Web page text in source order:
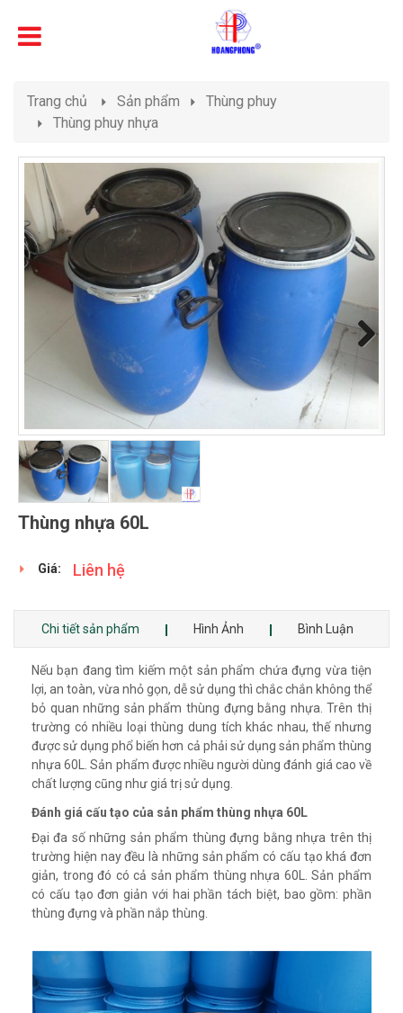
Trang chủ Sản phẩm
Thùng phuy
Thùng phuy nhựa
Thùng nhựa 60L
Giá: Liên hệ
Chi tiết sản phẩm Hình Ảnh Bình Luận
Nếu bạn đang tìm kiếm một sản phẩm chứa đựng vừa tiện
lợi, an toàn, vừa nhỏ gọn, dễ sử dụng thì chắc chắn không thể
bỏ quan những sản phẩm thùng đựng bằng nhựa. Trên thị
trường có nhiều loại thùng dung tích khác nhau, thế nhưng
được sử dụng phổ biến hơn cả phải sử dụng sản phẩm thùng
nhựa 60L. Sản phẩm được nhiều người dùng đánh giá cao về
chất lượng cũng như giá trị sử dụng.
Đánh giá cấu tạo của sản phẩm thùng nhựa 60L
Đại đa số những sản phẩm thùng đựng bằng nhựa trên thị
trường hiện nay đều là những sản phẩm có cấu tạo khá đơn
giản, trong đó có cả sản phẩm thùng nhựa 60L. Sản phẩm
có cấu tạo đơn giản với hai phần tách biệt, bao gồm: phần
thùng đựng và phần nắp thùng.